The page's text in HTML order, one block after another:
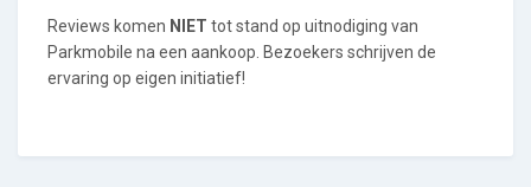
Reviews komen NIET tot stand op uitnodiging van
Parkmobile na een aankoop. Bezoekers schrijven de
ervaring op eigen initiatief!